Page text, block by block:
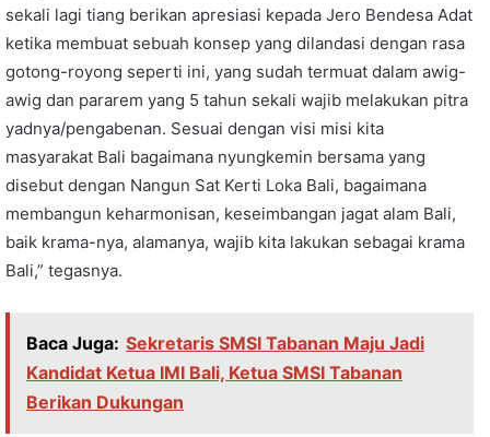
sekali lagi tiang berikan apresiasi kepada Jero Bendesa Adat
ketika membuat sebuah konsep yang dilandasi dengan rasa
gotong-royong seperti ini, yang sudah termuat dalam awig-
awig dan pararem yang 5 tahun sekali wajib melakukan pitra
yadnya/pengabenan. Sesuai dengan visi misi kita
masyarakat Bali bagaimana nyungkemin bersama yang
disebut dengan Nangun Sat Kerti Loka Bali, bagaimana
membangun keharmonisan, keseimbangan jagat alam Bali,
baik krama-nya, alamanya, wajib kita lakukan sebagai krama
Bali,” tegasnya.
Baca Juga: Sekretaris SMSI Tabanan Maju Jadi
Kandidat Ketua IMI Bali, Ketua SMSI Tabanan
Berikan Dukungan